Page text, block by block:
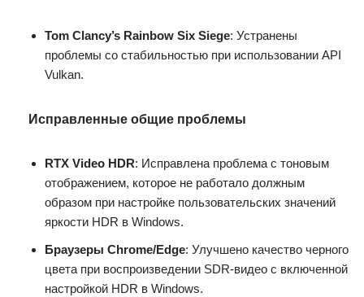
Tom Clancy’s Rainbow Six Siege: Устранены
проблемы со стабильностью при использовании API
Vulkan.
Исправленные общие проблемы
RTX Video HDR: Исправлена проблема с тоновым
отображением, которое не работало должным
образом при настройке пользовательских значений
яркости HDR в Windows.
Браузеры Chrome/Edge: Улучшено качество черного
цвета при воспроизведении SDR-видео с включенной
настройкой HDR в Windows.